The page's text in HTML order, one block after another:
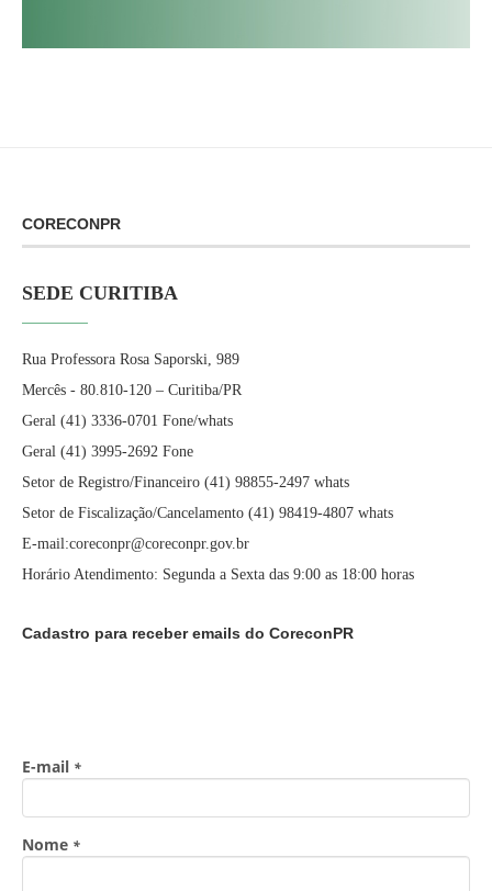
CORECONPR
SEDE CURITIBA
Rua Professora Rosa Saporski, 989
Mercês - 80.810-120 – Curitiba/PR
Geral (41) 3336-0701 Fone/whats
Geral (41) 3995-2692 Fone
Setor de Registro/Financeiro (41) 98855-2497 whats
Setor de Fiscalização/Cancelamento (41) 98419-4807 whats
E-mail:coreconpr@coreconpr.gov.br
Horário Atendimento: Segunda a Sexta das 9:00 as 18:00 horas
Cadastro para receber emails do CoreconPR